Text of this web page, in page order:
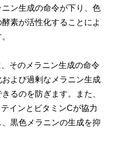
ニン生成の命令が下り、色
素が活性化することによ
そのメラニン生成の命令
よび過剰なメラニン生成
るのを防ぎます。また、
インとビタミンCが協力
黒色メラニンの生成を抑